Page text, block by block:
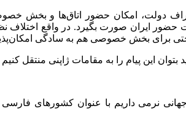
دولت، امکان حضور اتاق‌ها و بخش
حضور ایران صورت بگیرد. در واقع
حتی برای بخش خصوصی هم به سادگی
این پیام را به مقامات ژاپنی منتقل
جهانی نرمی داریم با عنوان کشورهای